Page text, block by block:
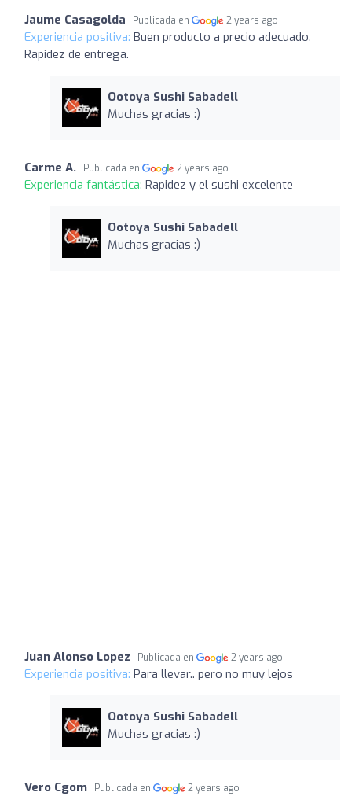
Jaume Casagolda Publicada en 2 years ago
Experiencia positiva: Buen producto a precio adecuado.
Rapidez de entrega.
Ootoya Sushi Sabadell
Muchas gracias :)
Carme A. Publicada en 2 years ago
Experiencia fantástica: Rapidez y el sushi excelente
Ootoya Sushi Sabadell
Muchas gracias :)
Juan Alonso Lopez Publicada en 2 years ago
Experiencia positiva: Para llevar.. pero no muy lejos
Ootoya Sushi Sabadell
Muchas gracias :)
Vero Cgom Publicada en 2 years ago